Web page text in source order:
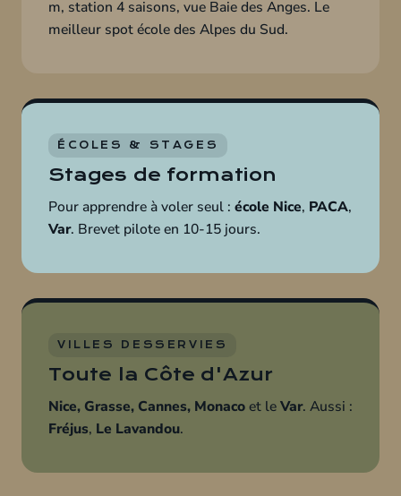
m, station 4 saisons, vue Baie des Anges. Le
meilleur spot école des Alpes du Sud.
ÉCOLES & STAGES
Stages de formation
Pour apprendre à voler seul : école Nice, PACA,
Var. Brevet pilote en 10-15 jours.
VILLES DESSERVIES
Toute la Côte d'Azur
Nice, Grasse, Cannes, Monacoet leVar. Aussi :
Fréjus, Le Lavandou.